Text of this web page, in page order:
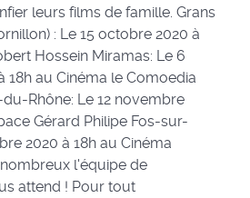
leurs films de famille. Grans
: Le 15 octobre 2020 à
Hossein Miramas: Le 6
18h au Cinéma le Comoedia
Rhône: Le 12 novembre
Gérard Philipe Fos-sur-
2020 à 18h au Cinéma
l'équipe de
attend ! Pour tout